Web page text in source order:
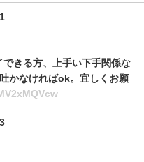
きる方、上手い下手関係な
かなければok。宜しくお願